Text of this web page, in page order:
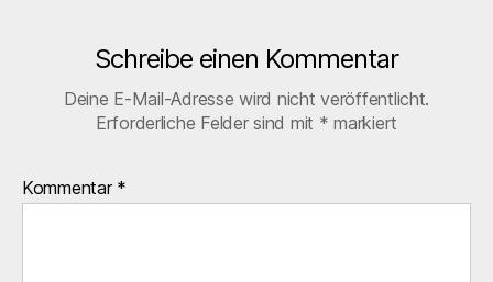
Schreibe einen Kommentar
Deine E-Mail-Adresse wird nicht veröffentlicht.
Erforderliche Felder sind mit * markiert
Kommentar *